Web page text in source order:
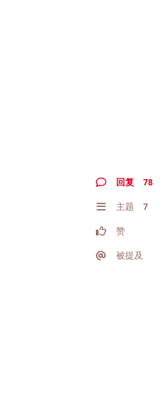
回复 78
主题 7
赞
被提及